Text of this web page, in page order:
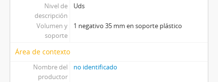
Nivel de
descripción
Uds
Volumen y
soporte
1 negativo 35 mm en soporte plástico
Área de contexto
Nombre del
productor
no identificado